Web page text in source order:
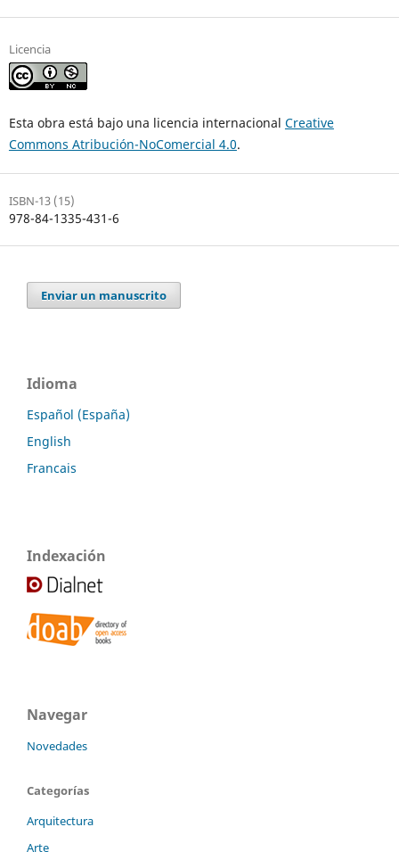
Licencia
Esta obra está bajo una licencia internacional Creative
Commons Atribución-NoComercial 4.0.
ISBN-13 (15)
978-84-1335-431-6
Enviar un manuscrito
Idioma
Español (España)
English
Francais
Indexación
Navegar
Novedades
Categorías
Arquitectura
Arte